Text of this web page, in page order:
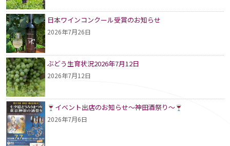
日本ワインコンクール受賞のお知らせ
2026年7月26日
ぶどう生育状況2026年7月12日
2026年7月12日
イベント出店のお知らせ～神田酒祭り～
2026年7月6日